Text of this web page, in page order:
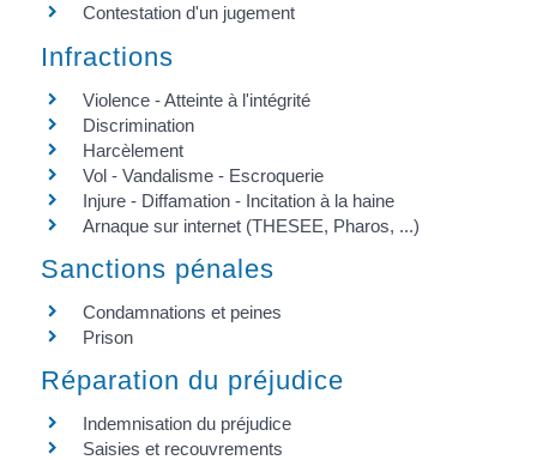
Contestation d'un jugement
Infractions
Violence - Atteinte à l'intégrité
Discrimination
Harcèlement
Vol - Vandalisme - Escroquerie
Injure - Diffamation - Incitation à la haine
Arnaque sur internet (THESEE, Pharos, ...)
Sanctions pénales
Condamnations et peines
Prison
Réparation du préjudice
Indemnisation du préjudice
Saisies et recouvrements